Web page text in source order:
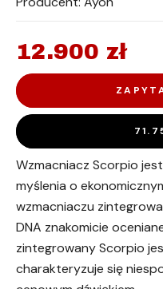
12.900 zł
Wzmacniacz Scorpio
myślenia o
wzmacniaczu
DNA znakomicie
zintegrowany Scorpio
charakteryzuje się